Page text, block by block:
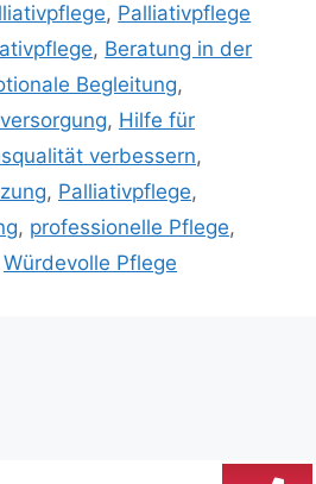
, Palliativpflege
, Beratung in der
Begleitung,
, Hilfe für
verbessern,
, Palliativpflege,
, professionelle Pflege,
Würdevolle Pflege